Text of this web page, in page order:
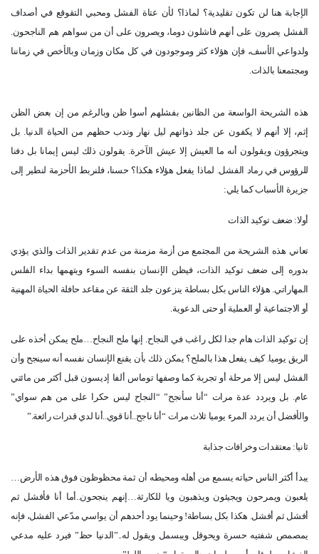
الإجابة هنا لن تكون تقليدية؟ لماذا؟ لأن عتاة الفشل ومحبي التقوقع في أصداف
الفشل يصرون على أنهم فاشلون دوما، ويصرون على أن من سواهم هم الناجحون.
ولدواعي الأسف، فإن هؤلاء كثر وموجودون في كل مكان وزمان وبالأخص في زماننا
ومجتمعنا بالذات.
هذه الشريحة الواسعة من الظانين بفشلهم أسوا ظن وبالرغم من إن بعض الظن
إثم، إلا أنهم لا يكفون عن جلد ذواتهم ليل نهار وندب حظهم من الحياة الدنيا. بل
ويتجرؤون ويقولون أنه ما العيش إلا عيش الآخرة. يقولون ذلك ليس إيمانا بل دفنا
للرؤوس في رماد الفشل. لماذا يفعل هؤلاء هكذا؟ حسنا، فلنربط الأحزمة لنطير إلى
جزيرة الأسباب كما يلي:
أولا: ضعف توكيد الذات
تعاني هذه الشريحة من المجتمع من أزمة مزمنة من عدم تقدير الذات والذي يؤدي
بدوره إلى ضعف توكيد الذات، فيظن الإنسان بنفسه السوء ويتهمها بداء الفلس
المهاراتي. هؤلاء الناس بكل بساطة ينزعون جلد الثقة عن مقاعد حافلة الحياة المهنية
أو الاجتماعية أو العملية أو حتى الدعوية.
إن توكيد الذات هام جدا لكل راغب في النجاح. إنها ملح النجاح…ملح يمكن أخذه على
الريق يوميا. كيف يفعل هذا بالملح؟ يمكن ذلك بأن يقنع الإنسان نفسه أنه سينجح وأن
الفشل ليس إلا مرحلة أو تجربة كما وصفها توماس ألفا إديسون قبل أكثر من مائتي
عام. بل ويردد عدة مرات “أنا سأنجح” “النجاح ليس حكرا على من هم سواي”
والأفضل أن يردد المرء يوميا ثلاث مرات “أنا ناجح..أنا قوي..أنا لدي قدرات رائعة”.
ثانيا: معتقدات وخرافات جذابة
يبدأ أكثر الناس حياته يسمع من أهله ومحيطه أن ثمة محظوظون فوق هذه الأرض…
يلعبون ويمرحون ويجيئون ويذهبون ويا للكارثة…إنهم ينجحون..أما أنا فأفشل ثم
أفشل ثم أفشل. هكذا بكل بساطة! وحينما يود أحدهم أن يواسي مدّعي الفشل، فإنه
يمصمص شفتيه حسرة ويحوقل ويبسمل ويقول له..”الدنيا حظ” فيرد عليه مدعي